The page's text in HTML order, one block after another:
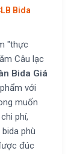
Bida
"thực
Câu lạc
Bida Giá
với
muốn
phí,
phù
đúc